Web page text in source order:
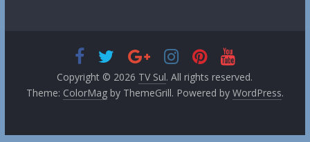
Copyright © 2026 TV Sul. All rights reserved.
Theme: ColorMagby ThemeGrill. Powered by WordPress.